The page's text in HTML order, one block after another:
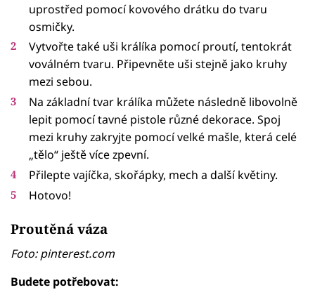
uprostřed pomocí kovového drátku do tvaru
osmičky.
Vytvořte také uši králíka pomocí proutí, tentokrát
voválném tvaru. Připevněte uši stejně jako kruhy
mezi sebou.
Na základní tvar králíka můžete následně libovolně
lepit pomocí tavné pistole různé dekorace. Spoj
mezi kruhy zakryjte pomocí velké mašle, která celé
„tělo“ ještě více zpevní.
Přilepte vajíčka, skořápky, mech a další květiny.
Hotovo!
Proutěná váza
Foto: pinterest.com
Budete potřebovat: